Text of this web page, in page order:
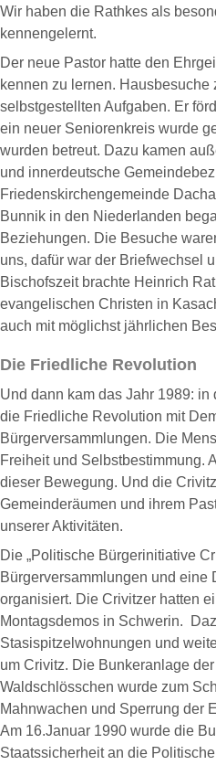
Wir haben die Rathkes als
kennengelernt.
Der neue Pastor hatte den
kennen zu lernen.
selbstgestellten Aufgaben. Er
ein neuer Seniorenkreis wurde
wurden betreut. Dazu kamen
und innerdeutsche
Friedenskirchengemeinde
Bunnik in den Niederlanden
Beziehungen. Die Besuche
uns, dafür war der Briefwechsel
Bischofszeit brachte Heinrich
evangelischen Christen in
auch mit möglichst jährlichen
Die Friedliche Revolution
Und dann kam das Jahr 1989:
die Friedliche Revolution mit
Bürgerversammlungen. Die
Freiheit und Selbstbestimmung.
dieser Bewegung. Und die
Gemeinderäumen und ihrem
unserer Aktivitäten.
Die „Politische Bürgerinitiative
Bürgerversammlungen und eine
organisiert. Die Crivitzer hatten
Montagsdemos in Schwerin.
Stasispitzelwohnungen und
um Crivitz. Die Bunkeranlage
Waldschlösschen wurde zum
Mahnwachen und Sperrung der
Am 16.Januar 1990 wurde die
Staatssicherheit an die